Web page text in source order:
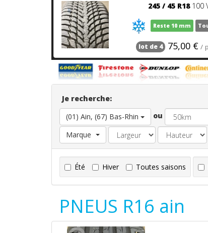
245 / 45 R18100
Reste 10 mm
lot de 4 75,00 € /
Je recherche:
(01) Ain, (67) Bas-Rhin
ou
Marque
Été Hiver Toutes saisons
PNEUS R16 ain